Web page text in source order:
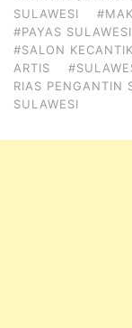
SULAWESI
#PAYAS SULAWESI
#SALON
ARTIS
RIAS PENGANTIN
SULAWESI